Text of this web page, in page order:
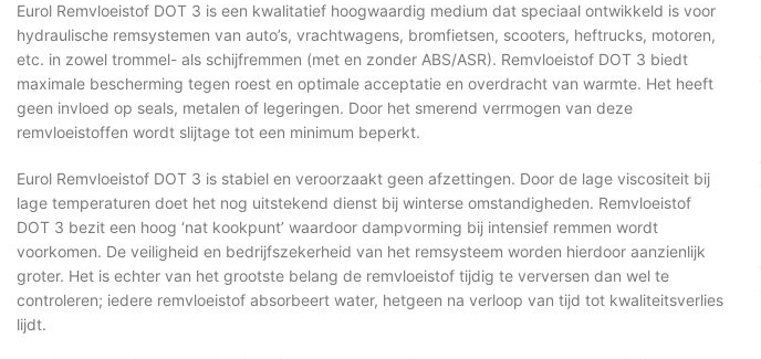
Eurol Remvloeistof DOT 3 is een kwalitatief hoogwaardig medium dat speciaal ontwikkeld is voor
hydraulische remsystemen van auto’s, vrachtwagens, bromfietsen, scooters, heftrucks, motoren,
etc. in zowel trommel- als schijfremmen (met en zonder ABS/ASR). Remvloeistof DOT 3 biedt
maximale bescherming tegen roest en optimale acceptatie en overdracht van warmte. Het heeft
geen invloed op seals, metalen of legeringen. Door het smerend verrmogen van deze
remvloeistoffen wordt slijtage tot een minimum beperkt.
Eurol Remvloeistof DOT 3 is stabiel en veroorzaakt geen afzettingen. Door de lage viscositeit bij
lage temperaturen doet het nog uitstekend dienst bij winterse omstandigheden. Remvloeistof
DOT 3 bezit een hoog ‘nat kookpunt’ waardoor dampvorming bij intensief remmen wordt
voorkomen. De veiligheid en bedrijfszekerheid van het remsysteem worden hierdoor aanzienlijk
groter. Het is echter van het grootste belang de remvloeistof tijdig te verversen dan wel te
controleren; iedere remvloeistof absorbeert water, hetgeen na verloop van tijd tot kwaliteitsverlies
lijdt.